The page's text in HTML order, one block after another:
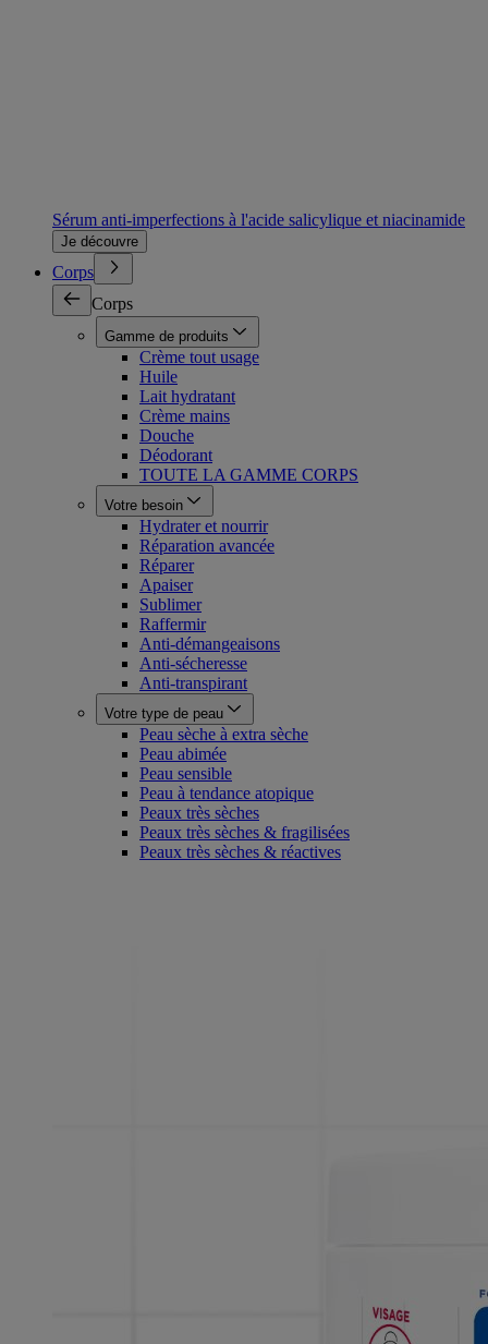
Sérum anti-imperfections à l'acide salicylique et niacinamide
Je découvre
Corps
Corps
Gamme de produits
Crème tout usage
Huile
Lait hydratant
Crème mains
Douche
Déodorant
TOUTE LA GAMME CORPS
Votre besoin
Hydrater et nourrir
Réparation avancée
Réparer
Apaiser
Sublimer
Raffermir
Anti-démangeaisons
Anti-sécheresse
Anti-transpirant
Votre type de peau
Peau sèche à extra sèche
Peau abimée
Peau sensible
Peau à tendance atopique
Peaux très sèches
Peaux très sèches & fragilisées
Peaux très sèches & réactives